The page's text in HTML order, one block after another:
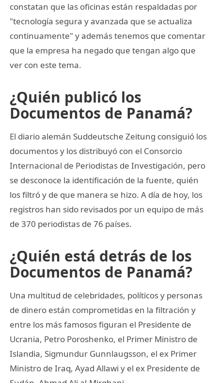
constatan que las oficinas están respaldadas por
"tecnología segura y avanzada que se actualiza
continuamente" y además tenemos que comentar
que la empresa ha negado que tengan algo que
ver con este tema.
¿Quién publicó los
Documentos de Panamá?
El diario alemán Suddeutsche Zeitung consiguió los
documentos y los distribuyó con el Consorcio
Internacional de Periodistas de Investigación, pero
se desconoce la identificación de la fuente, quién
los filtró y de que manera se hizo. A día de hoy, los
registros han sido revisados por un equipo de más
de 370 periodistas de 76 países.
¿Quién está detrás de los
Documentos de Panamá?
Una multitud de celebridades, políticos y personas
de dinero están comprometidas en la filtración y
entre los más famosos figuran el Presidente de
Ucrania, Petro Poroshenko, el Primer Ministro de
Islandia, Sigmundur Gunnlaugsson, el ex Primer
Ministro de Iraq, Ayad Allawi y el ex Presidente de